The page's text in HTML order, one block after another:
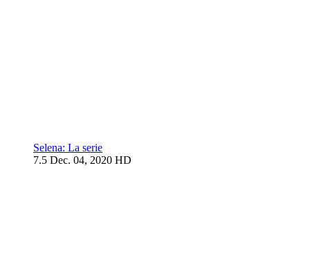
Selena: La serie
7.5 Dec. 04, 2020 HD